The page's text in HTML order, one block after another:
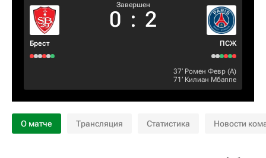
Брест
Завершен
0 : 2
ПСЖ
37‎’‎ Ромен Февр (А)
71‎’‎ Килиан Мбаппе
О матче Трансляция Статистика Новости